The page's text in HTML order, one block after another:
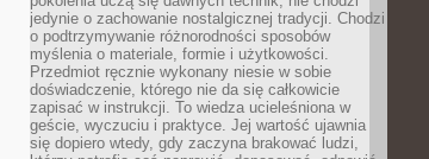
jedynie o zachowanie nostalgicznej tradycji. Chodzi
o podtrzymywanie różnorodności sposobów
myślenia o materiale, formie i użytkowości.
Przedmiot ręcznie wykonany niesie w sobie
doświadczenie, którego nie da się całkowicie
zapisać w instrukcji. To wiedza ucieleśniona w
geście, wyczuciu i praktyce. Jej wartość ujawnia
się dopiero wtedy, gdy zaczyna brakować ludzi,